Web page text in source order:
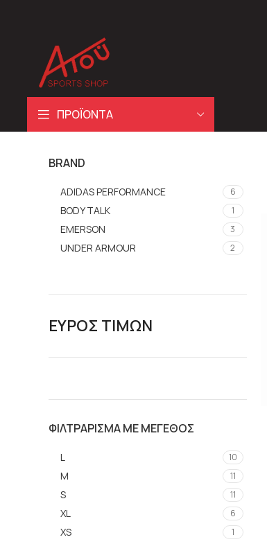
ΠΡΟΪΟΝΤΑ
BRAND
ADIDAS PERFORMANCE 6
BODY TALK 1
EMERSON 3
UNDER ARMOUR 2
ΕΥΡΟΣ ΤΙΜΩΝ
ΦΙΛΤΡΑΡΙΣΜΑ ΜΕ ΜΕΓΕΘΟΣ
L 10
M 11
S 11
XL 6
XS 1